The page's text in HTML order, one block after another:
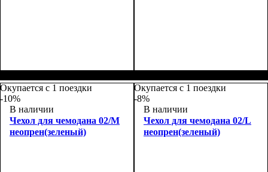
Окупается с 1 поездки
-10%
В наличии
Чехол для чемодана 02/M
неопрен(зеленый)
Окупается с 1 поездки
-8%
В наличии
Чехол для чемодана 02/L
неопрен(зеленый)